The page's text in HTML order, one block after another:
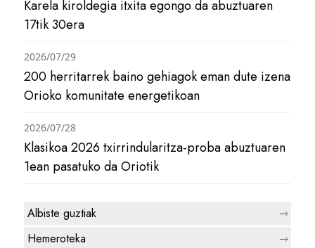
Karela kiroldegia itxita egongo da abuztuaren
17tik 30era
200 herritarrek baino gehiagok eman dute izena
Orioko komunitate energetikoan
2026/07/29
Klasikoa 2026 txirrindularitza-proba abuztuaren
1ean pasatuko da Oriotik
2026/07/28
Albiste guztiak
Hemeroteka